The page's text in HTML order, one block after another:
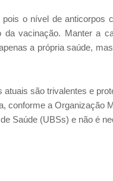
o nível de anticorpos
vacinação. Manter a
a própria saúde,
são trivalentes e
conforme a Organização
Saúde (UBSs) e não é